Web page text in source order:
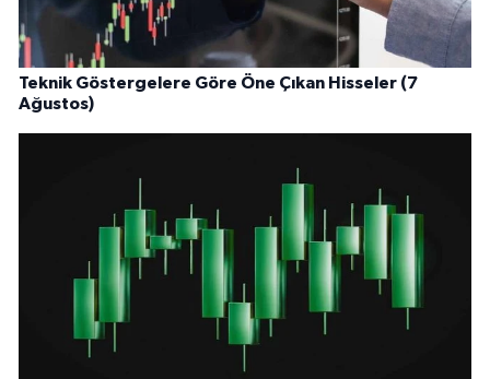
Teknik Göstergelere Göre Öne Çıkan Hisseler (7
Ağustos)